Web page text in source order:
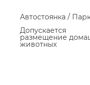
Автостоянка /
Допускается
размещение
животных